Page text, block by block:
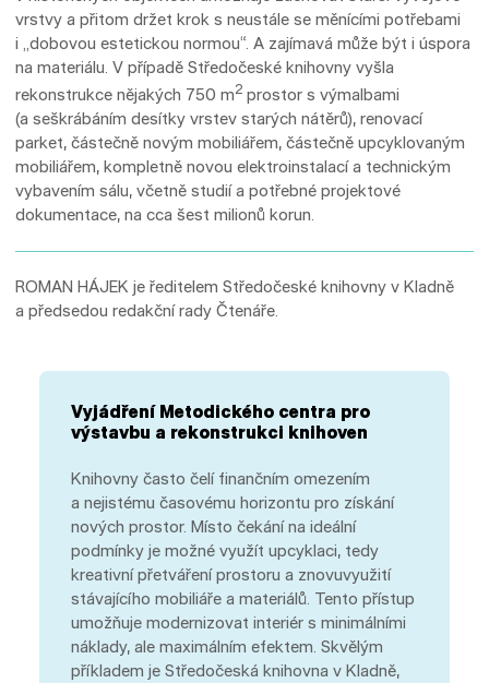
vrstvy a přitom držet krok s neustále se měnícími potřebami
i „dobovou estetickou normou“. A zajímavá může být i úspora
na materiálu. V případě Středočeské knihovny vyšla
rekonstrukce nějakých 750 m2 prostor s výmalbami
(a seškrábáním desítky vrstev starých nátěrů), renovací
parket, částečně novým mobiliářem, částečně upcyklovaným
mobiliářem, kompletně novou elektroinstalací a technickým
vybavením sálu, včetně studií a potřebné projektové
dokumentace, na cca šest milionů korun.
ROMAN HÁJEK je ředitelem Středočeské knihovny v Kladně
a předsedou redakční rady Čtenáře.
Vyjádření Metodického centra pro
výstavbu a rekonstrukci knihoven
Knihovny často čelí finančním omezením
a nejistému časovému horizontu pro získání
nových prostor. Místo čekání na ideální
podmínky je možné využít upcyklaci, tedy
kreativní přetváření prostoru a znovuvyužití
stávajícího mobiliáře a materiálů. Tento přístup
umožňuje modernizovat interiér s minimálními
náklady, ale maximálním efektem. Skvělým
příkladem je Středočeská knihovna v Kladně,